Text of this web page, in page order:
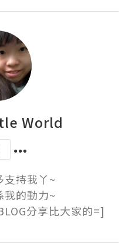
World
支持我丫~
我的動力~
分享比大家的=]